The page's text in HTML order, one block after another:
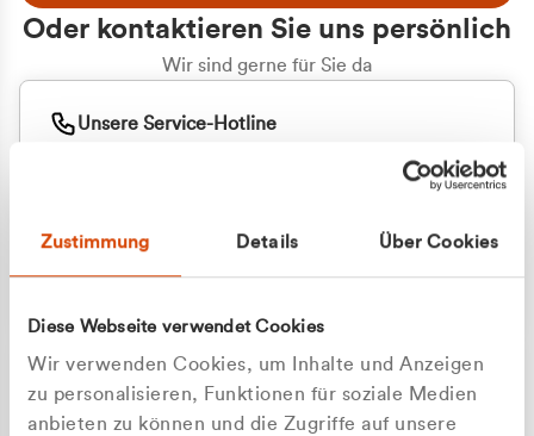
Zustimmung Details Über Cookies
Diese Webseite verwendet Cookies
Wir verwenden Cookies, um Inhalte und Anzeigen
zu personalisieren, Funktionen für soziale Medien
anbieten zu können und die Zugriffe auf unsere
Oder kontaktieren Sie uns persönlich
Wir sind gerne für Sie da
Unsere Service-Hotline
+49 177 8376058